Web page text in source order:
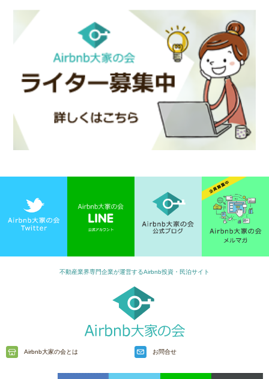
不動産業界専門企業が運営するAirbnb投資・民泊サイト
Airbnb大家の会とは お問合せ